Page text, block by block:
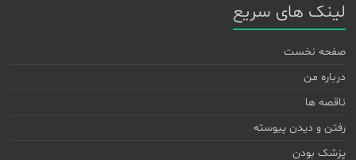
لینک های سریع
صفحه نخست
درباره من
ناقصه ها
رفتن و دیدن پیوسته
پزشک بودن